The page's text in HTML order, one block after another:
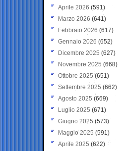
Aprile 2026 (591)
Marzo 2026 (641)
Febbraio 2026 (617)
Gennaio 2026 (652)
Dicembre 2025 (627)
Novembre 2025 (668)
Ottobre 2025 (651)
Settembre 2025 (662)
Agosto 2025 (669)
Luglio 2025 (671)
Giugno 2025 (573)
Maggio 2025 (591)
Aprile 2025 (622)